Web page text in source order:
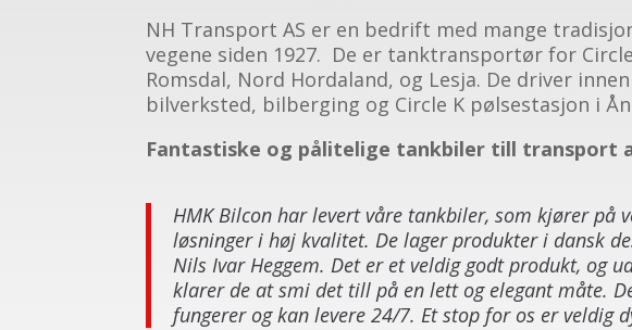
NH Transport AS er en bedrift med mange
vegene siden 1927. De er tanktransportør for
Romsdal, Nord Hordaland, og Lesja. De driver
bilverksted, bilberging og Circle K pølsestasjon i
Fantastiske og pålitelige tankbiler till transport
HMK Bilcon har levert våre tankbiler, som kjører på
løsninger i høj kvalitet. De lager produkter i dansk
Nils Ivar Heggem. Det er et veldig godt produkt, og
klarer de at smi det till på en lett og elegant måte.
fungerer og kan levere 24/7. Et stop for os er veldig